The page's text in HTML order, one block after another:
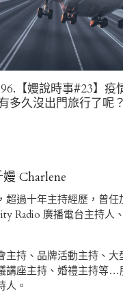
【嫚說時事#23】疫
多久沒出門旅行了呢？
Charlene
超過十年主持經歷，曾
Radio 廣播電台主持人
主持、品牌活動主持、大
講座主持、婚禮主持等…
人。